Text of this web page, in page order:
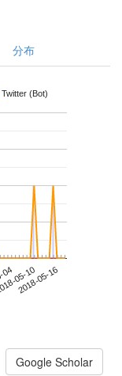
分布
Twitter (Bot)
05-10
2018-05-16
Google Scholar